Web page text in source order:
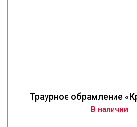
Траурное обрамление
В наличии